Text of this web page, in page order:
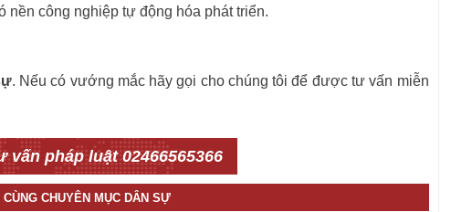
công nghiệp tự động hóa phát triển.
. Nếu có vướng mắc hãy gọi cho chúng tôi để được tư vấn miễn
vấn pháp luật 02466565366
CHUYÊN MỤC DÂN SỰ